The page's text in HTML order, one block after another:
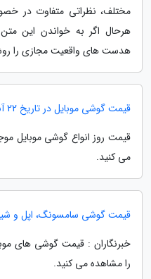
مختلف، نظراتی متفاوت در
هرحال اگر به خواندن این متن
هدست های واقعیت مجازی را
قیمت گوشی موبایل در تاریخ 22 آبان
می کنید.
قیمت گوشی سامسونگ، اپل و
را مشاهده می کنید.